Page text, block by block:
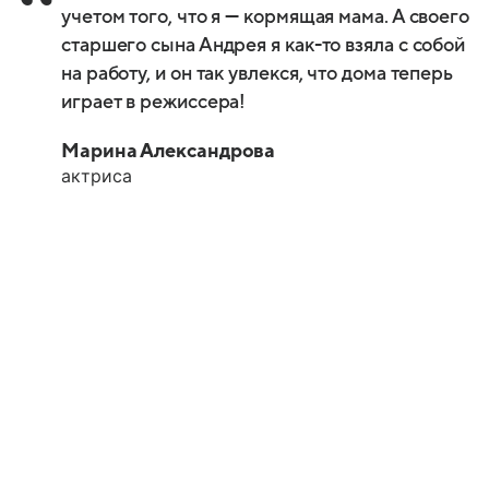
учетом того, что я — кормящая мама. А своего
старшего сына Андрея я как-то взяла с собой
на работу, и он так увлекся, что дома теперь
играет в режиссера!
Марина Александрова
актриса